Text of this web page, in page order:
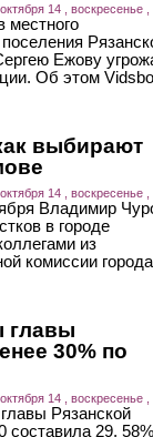
14 , воскресенье ,
местного
Ежову
Об этом
выбирают
14 , воскресенье ,
Владимир
в городе
из
комиссии города
главы
30% по
14 , воскресенье ,
Рязанской
составила 29,